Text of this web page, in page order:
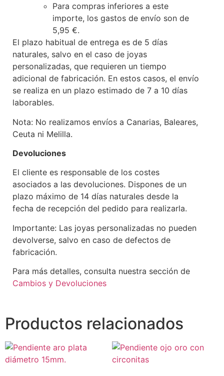
Para compras inferiores a este
importe, los gastos de envío son de
5,95 €.
El plazo habitual de entrega es de 5 días
naturales, salvo en el caso de joyas
personalizadas, que requieren un tiempo
adicional de fabricación. En estos casos, el envío
se realiza en un plazo estimado de 7 a 10 días
laborables.
Nota: No realizamos envíos a Canarias, Baleares,
Ceuta ni Melilla.
Devoluciones
El cliente es responsable de los costes
asociados a las devoluciones. Dispones de un
plazo máximo de 14 días naturales desde la
fecha de recepción del pedido para realizarla.
Importante: Las joyas personalizadas no pueden
devolverse, salvo en caso de defectos de
fabricación.
Para más detalles, consulta nuestra sección de
Cambios y Devoluciones
Productos relacionados